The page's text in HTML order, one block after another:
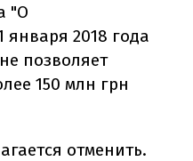
"О
января 2018 года
позволяет
150 млн грн
отменить.